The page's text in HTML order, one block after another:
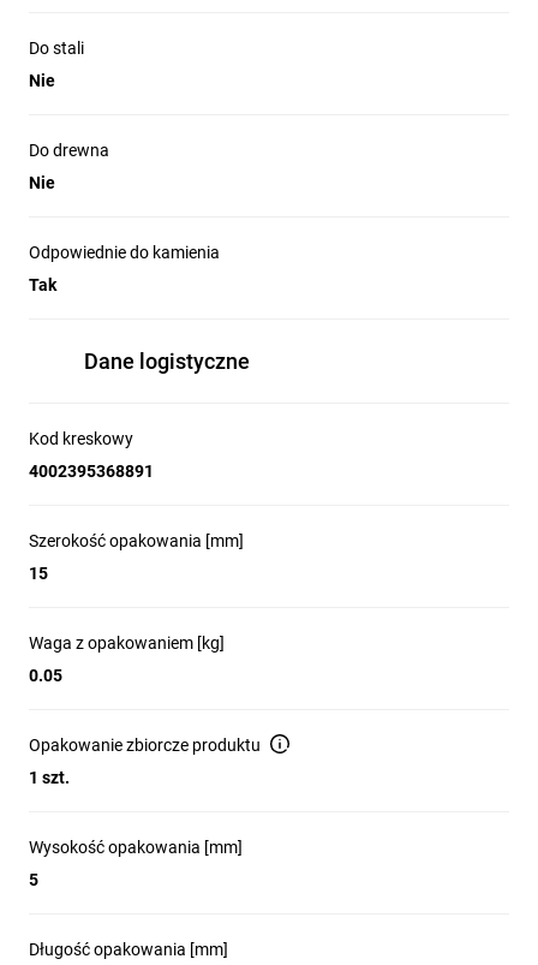
Do stali
Nie
Do drewna
Nie
Odpowiednie do kamienia
Tak
Dane logistyczne
Kod kreskowy
4002395368891
Szerokość opakowania [mm]
15
Waga z opakowaniem [kg]
0.05
Opakowanie zbiorcze produktu
1 szt.
Wysokość opakowania [mm]
5
Długość opakowania [mm]